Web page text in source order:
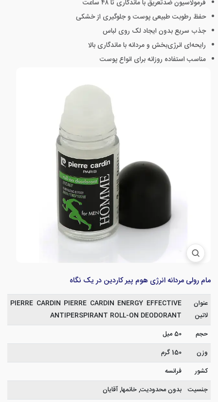
فرمولاسیون ضدتعریق با ماندگاری تا ۴۸ ساعت
حفظ رطوبت طبیعی پوست و جلوگیری از خشکی
جذب سریع بدون ایجاد لک روی لباس
رایحه‌ای انرژی‌بخش و مردانه با ماندگاری بالا
مناسب استفاده روزانه برای انواع پوست
مام رولی مردانه انرژی هوم پیر کاردین در یک نگاه
عنوان
لاتین
PIERRE CARDIN PIERRE CARDIN ENERGY EFFECTIVE
ANTIPERSPIRANT ROLL-ON DEODORANT
حجم
50 میل
وزن
150 گرم
کشور
فرانسه
جنسیت
بدون محدودیت, خانمها, آقایان